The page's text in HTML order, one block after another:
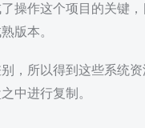
操作这个项目的关键
版本。
，所以得到这些系统
中进行复制。